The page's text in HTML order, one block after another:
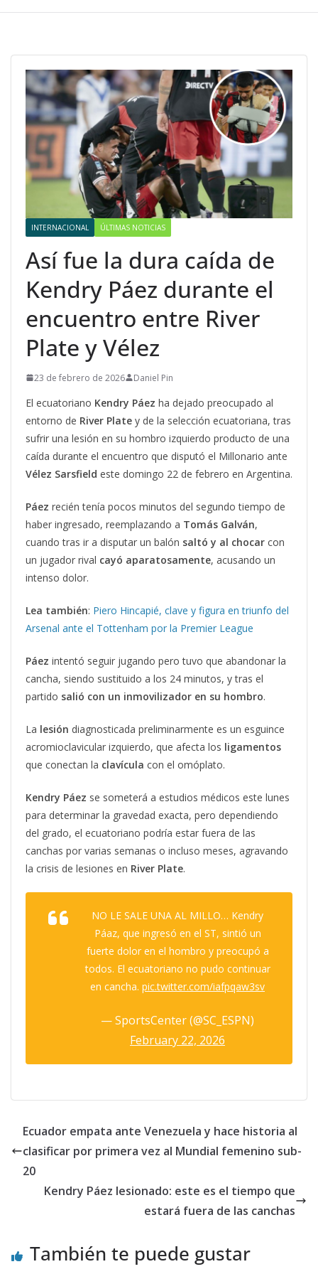
INTERNACIONAL ÚLTIMAS NOTICIAS
Así fue la dura caída de
Kendry Páez durante el
encuentro entre River
Plate y Vélez
23 de febrero de 2026 Daniel Pin
El ecuatoriano Kendry Páez ha dejado preocupado al
entorno de River Plate y de la selección ecuatoriana, tras
sufrir una lesión en su hombro izquierdo producto de una
caída durante el encuentro que disputó el Millonario ante
Vélez Sarsfield este domingo 22 de febrero en Argentina.
Páez recién tenía pocos minutos del segundo tiempo de
haber ingresado, reemplazando a Tomás Galván,
cuando tras ir a disputar un balón saltó y al chocar con
un jugador rival cayó aparatosamente, acusando un
intenso dolor.
Lea también: Piero Hincapié, clave y figura en triunfo del
Arsenal ante el Tottenham por la Premier League
Páez intentó seguir jugando pero tuvo que abandonar la
cancha, siendo sustituido a los 24 minutos, y tras el
partido salió con un inmovilizador en su hombro.
La lesión diagnosticada preliminarmente es un esguince
acromioclavicular izquierdo, que afecta los ligamentos
que conectan la clavícula con el omóplato.
Kendry Páez se someterá a estudios médicos este lunes
para determinar la gravedad exacta, pero dependiendo
del grado, el ecuatoriano podría estar fuera de las
canchas por varias semanas o incluso meses, agravando
la crisis de lesiones en River Plate.
NO LE SALE UNA AL MILLO… Kendry
Páaz, que ingresó en el ST, sintió un
fuerte dolor en el hombro y preocupó a
todos. El ecuatoriano no pudo continuar
en cancha. pic.twitter.com/iafpqaw3sv
— SportsCenter (@SC_ESPN)
February 22, 2026
Ecuador empata ante Venezuela y hace historia al
clasificar por primera vez al Mundial femenino sub-
20
Kendry Páez lesionado: este es el tiempo que
estará fuera de las canchas
También te puede gustar